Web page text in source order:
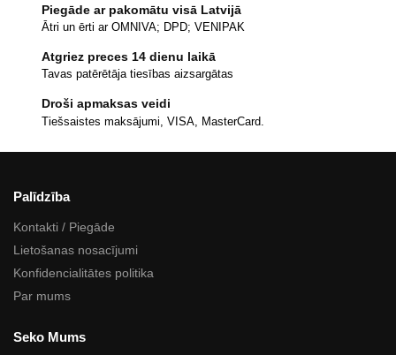
Piegāde ar pakomātu visā Latvijā
Ātri un ērti ar OMNIVA; DPD; VENIPAK
Atgriez preces 14 dienu laikā
Tavas patērētāja tiesības aizsargātas
Droši apmaksas veidi
Tiešsaistes maksājumi, VISA, MasterCard.
Palīdzība
Kontakti / Piegāde
Lietošanas nosacījumi
Konfidencialitātes politika
Par mums
Seko Mums